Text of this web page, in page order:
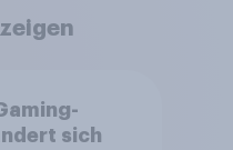
sich